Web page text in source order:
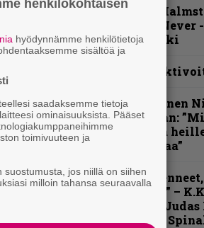
Yngwie
– Now or
levyltä julki
Norther
Tarja Turunen
potkuistaan:
tehdä siitä
vaikeampaa”
”Emme
kankaalla” –
muistelee
sattunutta
henkilökohtaisen
hyödynnämme henkilötietoja
sisältöä ja
saadaksemme tietoja
ominaisuuksista. Pääset
toimivuuteen ja
jos niillä on siihen
milloin tahansa seuraavalla